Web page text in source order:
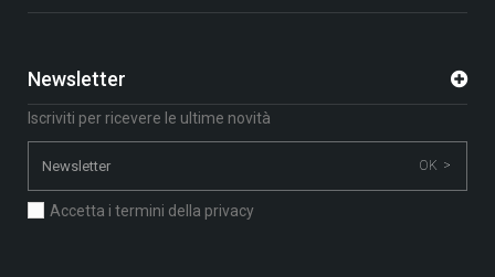
Newsletter
Iscriviti per ricevere le ultime novità
OK >
Accetta i termini della privacy